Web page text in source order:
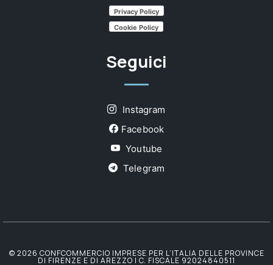
Privacy Policy
Cookie Policy
Seguici
Instagram
Facebook
Youtube
Telegram
© 2026 CONFCOMMERCIO IMPRESE PER L’ITALIA DELLE PROVINCE
DI FIRENZE E DI AREZZO | C. FISCALE 92024840511